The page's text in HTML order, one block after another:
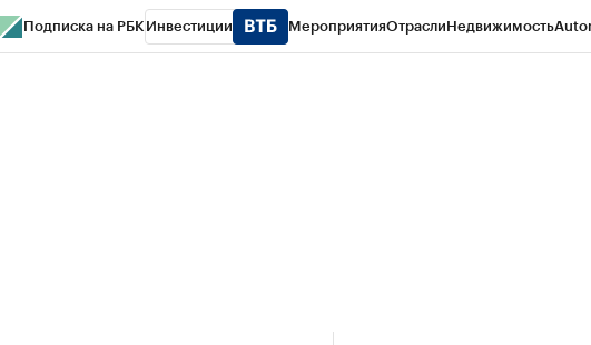
Подписка на РБК Инвестиции МероприятияОтраслиНедвижимость